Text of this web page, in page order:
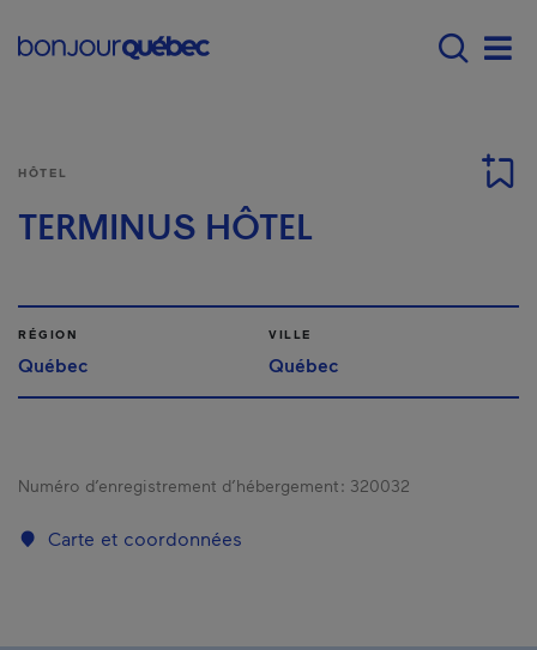
Main navigation -
HÔTEL
TERMINUS HÔTEL
RÉGION
Québec
VILLE
Québec
Numéro d’enregistrement d’hébergement : 320032
Carte et coordonnées